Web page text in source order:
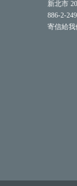
新北市
886-2-
寄信給我